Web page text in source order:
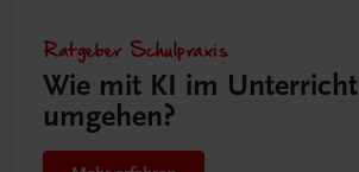
Ratgeber Schulpraxis
Wie mit KI im Unterricht
umgehen?